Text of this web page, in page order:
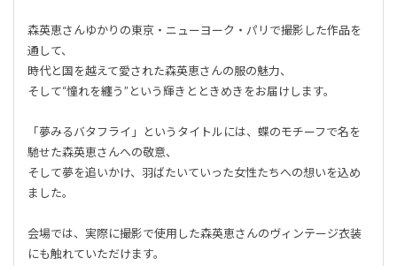
森英恵さんゆかりの東京・ニューヨーク・パリで撮影した作品を
通して、
時代と国を越えて愛された森英恵さんの服の魅力、
そして“憧れを纏う”という輝きとときめきをお届けします。
「夢みるバタフライ」というタイトルには、蝶のモチーフで名を
馳せた森英恵さんへの敬意、
そして夢を追いかけ、羽ばたいていった女性たちへの想いを込め
ました。
会場では、実際に撮影で使用した森英恵さんのヴィンテージ衣装
にも触れていただけます。